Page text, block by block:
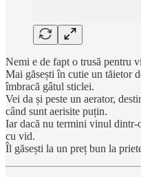
Nemi e de fapt o trusă pentru
Mai găsești în cutie un tăietor
îmbracă gâtul sticlei.
Vei da și peste un aerator,
când sunt aerisite puțin.
Iar dacă nu termini vinul dintr-
cu vid.
Îl găsești la un preț bun la